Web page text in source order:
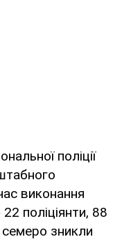
поліції
виконання
поліціянти, 88
зникли